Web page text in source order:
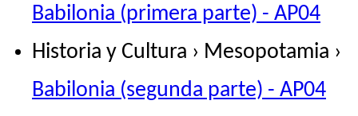
Babilonia (primera parte) - AP04
Historia y Cultura › Mesopotamia ›
Babilonia (segunda parte) - AP04